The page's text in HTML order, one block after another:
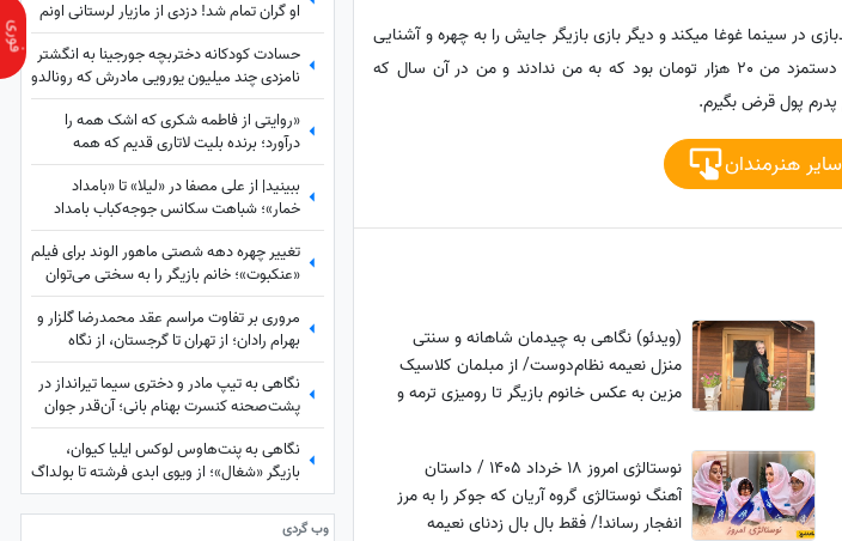
در سینما غوغا میکند و دیگر بازی بازیگر جایش را به چهره و آشنایی
و دوستی آن بازیگر داده است و درباره دستمزد بازیگران افزود :اولین دستمزد من 20 هزار تومان بود که به من ندادند و من در آن سال که
هنرمندان
(ویدئو) نگاهی به چیدمان شاهانه و سنتی
منزل نعیمه نظام‌دوست/ از مبلمان کلاسیک
مزین به عکس خانوم بازیگر تا رومیزی ترمه و
نوستالژی امروز 18 خرداد 1405 / داستان
آهنگ نوستالژی گروه آریان که جوکر را به مرز
انفجار رساند!/ فقط بال بال زدنای نعیمه
او گران تمام شد! دزدی از مازیار لرستانی اونم
تو روز روشن!
حسادت کودکانه دختربچه جورجینا به انگشتر
نامزدی چند میلیون یورویی مادرش که رونالدو
به او هدیه داده بود!
«روایتی از فاطمه شکری که اشک همه را
درآورد؛ برنده بلیت لاتاری قدیم که همه
برده‌اش را خرج دیگران کرد، اکنون بی‌مهری
می‌بیند!»
ببینید| از علی مصفا در «لیلا» تا «بامداد
خمار»؛ شباهت سکانس جوجه‌کباب بامداد
خمار و لیلا سوژه شد
تغییر چهره دهه شصتی ماهور الوند برای فیلم
«عنکبوت»؛ خانم بازیگر را به سختی می‌توان
شناخت + عکس
مروری بر تفاوت مراسم عقد محمدرضا گلزار و
بهرام رادان؛ از تهران تا گرجستان، از نگاه
عاشقانه رادان به مینا تا نگاه رو به آسمان گلزار
هنگام خطبه عقد + عکس
نگاهی به تیپ مادر و دختری سیما تیرانداز در
پشت‌صحنه کنسرت بهنام بانی؛ آن‌قدر جوان
که همه گفتند خواهرش است! + عکس
نگاهی به پنت‌هاوس لوکس ایلیا کیوان،
بازیگر «شغال»؛ از ویوی ابدی فرشته تا بولداگ
دوست‌داشتنی و دکوراسیون چشم‌نواز
وب گردی